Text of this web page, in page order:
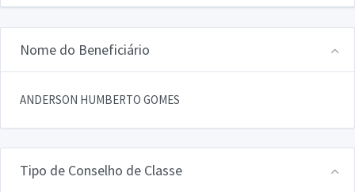
Nome do Beneficiário
ANDERSON HUMBERTO GOMES
Tipo de Conselho de Classe